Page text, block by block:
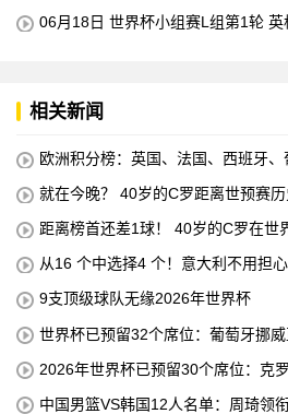
06月18日 世界杯小组赛L组第1轮
相关新闻
欧洲积分榜：英国、法国、西班牙
就在今晚？ 40岁的C罗距离世预赛
距离榜首还差1球！ 40岁的C罗在世
从16 个中选择4 个！意大利不用担
9支顶级球队无缘2026年世界杯
世界杯已预留32个席位：葡萄牙挪威
2026年世界杯已预留30个席位：克
中国男篮VS韩国12人名单：周琦领